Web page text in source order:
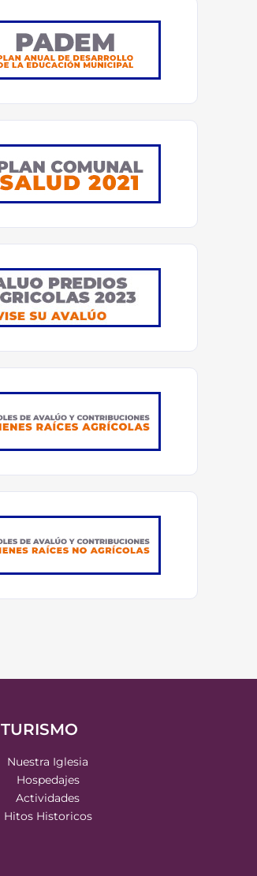
TURISMO
Nuestra Iglesia
Hospedajes
Actividades
Hitos Historicos